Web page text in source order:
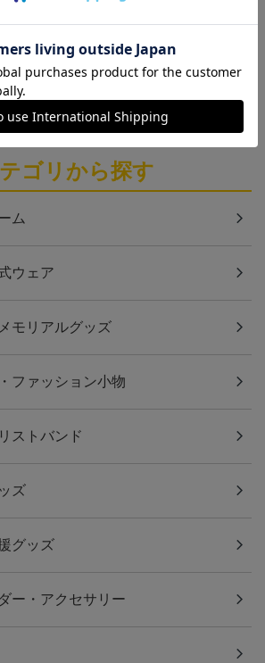
ぐチェックしてみてください！
仙台のスクール生向けのグッズを取り扱い
ます！
ゴリから探す
ム
ウェア
モリアルグッズ
ファッション小物
ストバンド
ズ
グッズ
ー・アクセサリー